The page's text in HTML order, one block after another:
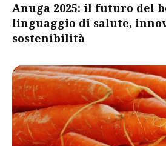
Anuga 2025: il futuro del
linguaggio di salute,
sostenibilità